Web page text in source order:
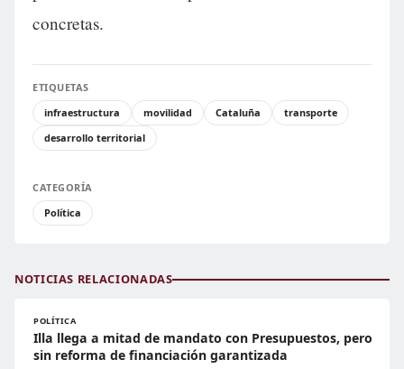
concretas.
ETIQUETAS
infraestructura
movilidad Cataluña
transporte
desarrollo territorial
CATEGORÍA
Política
NOTICIAS RELACIONADAS
POLÍTICA
Illa llega a mitad de mandato con Presupuestos, pero
sin reforma de financiación garantizada